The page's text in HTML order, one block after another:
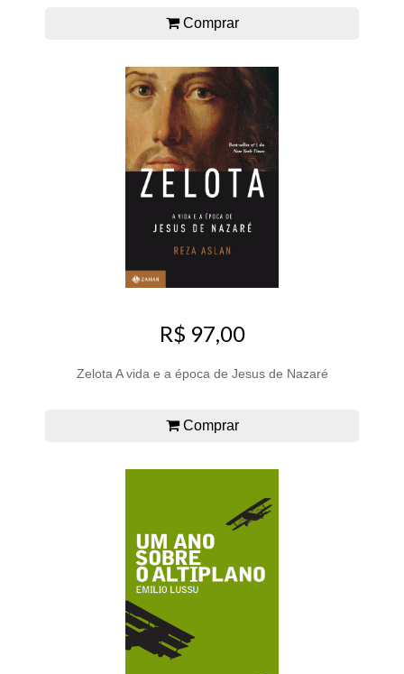
Comprar
R$ 97,00
Zelota A vida e a época de Jesus de Nazaré
Comprar